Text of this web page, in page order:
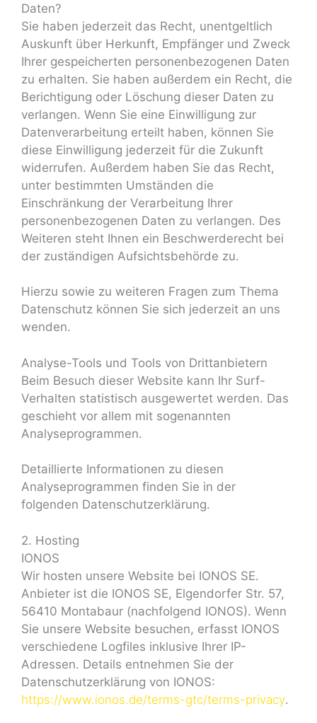
Daten?
Sie haben jederzeit das Recht, unentgeltlich
Auskunft über Herkunft, Empfänger und Zweck
Ihrer gespeicherten personenbezogenen Daten
zu erhalten. Sie haben außerdem ein Recht, die
Berichtigung oder Löschung dieser Daten zu
verlangen. Wenn Sie eine Einwilligung zur
Datenverarbeitung erteilt haben, können Sie
diese Einwilligung jederzeit für die Zukunft
widerrufen. Außerdem haben Sie das Recht,
unter bestimmten Umständen die
Einschränkung der Verarbeitung Ihrer
personenbezogenen Daten zu verlangen. Des
Weiteren steht Ihnen ein Beschwerderecht bei
der zuständigen Aufsichtsbehörde zu.
Hierzu sowie zu weiteren Fragen zum Thema
Datenschutz können Sie sich jederzeit an uns
wenden.
Analyse-Tools und Tools von Dritt­anbietern
Beim Besuch dieser Website kann Ihr Surf-
Verhalten statistisch ausgewertet werden. Das
geschieht vor allem mit sogenannten
Analyseprogrammen.
Detaillierte Informationen zu diesen
Analyseprogrammen finden Sie in der
folgenden Datenschutzerklärung.
2. Hosting
IONOS
Wir hosten unsere Website bei IONOS SE.
Anbieter ist die IONOS SE, Elgendorfer Str. 57,
56410 Montabaur (nachfolgend IONOS). Wenn
Sie unsere Website besuchen, erfasst IONOS
verschiedene Logfiles inklusive Ihrer IP-
Adressen. Details entnehmen Sie der
Datenschutzerklärung von IONOS:
https://www.ionos.de/terms-gtc/terms-privacy.